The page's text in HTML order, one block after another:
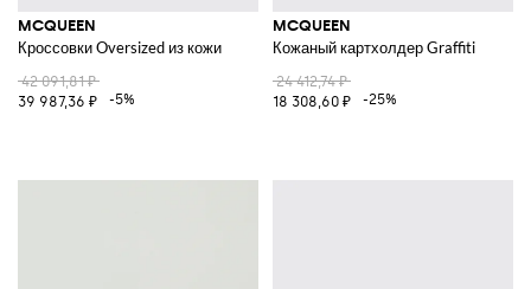
MCQUEEN
Кроссовки Oversized из кожи
42 091,81 ₽
39 987,36 ₽
-5%
MCQUEEN
Кожаный картхолдер Graffiti
24 412,74 ₽
18 308,60 ₽
-25%